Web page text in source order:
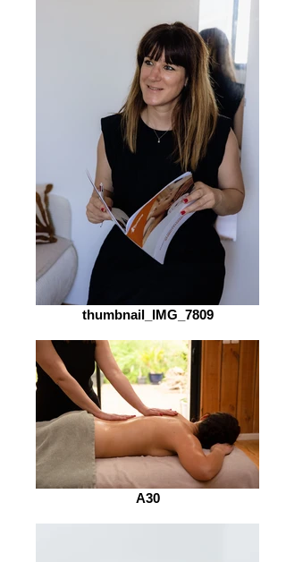
thumbnail_IMG_7809
A30